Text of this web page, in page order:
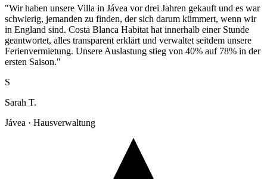
"Wir haben unsere Villa in Jávea vor drei Jahren gekauft und es war
schwierig, jemanden zu finden, der sich darum kümmert, wenn wir
in England sind. Costa Blanca Habitat hat innerhalb einer Stunde
geantwortet, alles transparent erklärt und verwaltet seitdem unsere
Ferienvermietung. Unsere Auslastung stieg von 40% auf 78% in der
ersten Saison."
S
Sarah T.
Jávea · Hausverwaltung